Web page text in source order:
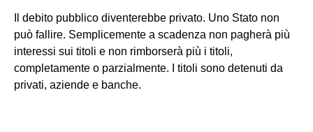
Il debito pubblico diventerebbe privato. Uno Stato non
può fallire. Semplicemente a scadenza non pagherà più
interessi sui titoli e non rimborserà più i titoli,
completamente o parzialmente. I titoli sono detenuti da
privati, aziende e banche.